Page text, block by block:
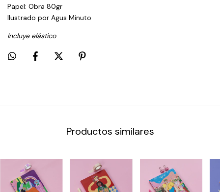
Papel: Obra 80gr
Ilustrado por Agus Minuto
Incluye elástico
Productos similares